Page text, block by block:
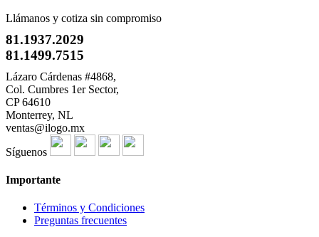
Llámanos y cotiza sin compromiso
81.1937.2029
81.1499.7515
Lázaro Cárdenas #4868,
Col. Cumbres 1er Sector,
CP 64610
Monterrey, NL
ventas@ilogo.mx
Síguenos
Importante
Términos y Condiciones
Preguntas frecuentes